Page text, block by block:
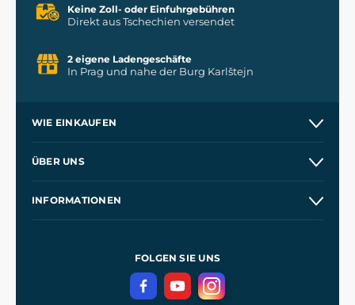
Keine Zoll- oder Einfuhrgebühren
Direkt aus Tschechien versendet
2 eigene Ladengeschäfte
In Prag und nahe der Burg Karlštejn
WIE EINKAUFEN
Kontakt
ÜBER UNS
INFORMATIONEN
DatenschutzerklärungFOLGEN SIE UNS